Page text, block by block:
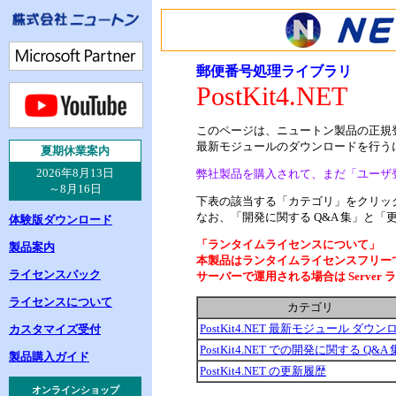
夏期休業案内
2026年8月13日
～8月16日
体験版ダウンロード
製品案内
ライセンスパック
ライセンスについて
カスタマイズ受付
製品購入ガイド
オンラインショップ
郵便番号処理ライブラリ
PostKit4.NET
このページは、ニュートン製品の正
最新モジュールのダウンロードを行
弊社製品を購入されて、まだ「ユー
下表の該当する「カテゴリ」をクリ
なお、「開発に関する Q&A 集」と「
「ランタイムライセンスについて」
本製品はランタイムライセンスフリ
サーバーで運用される場合は Server
カテゴリ
PostKit4.NET 最新モジュール ダウン
PostKit4.NET での開発に関する Q&A
PostKit4.NET の更新履歴